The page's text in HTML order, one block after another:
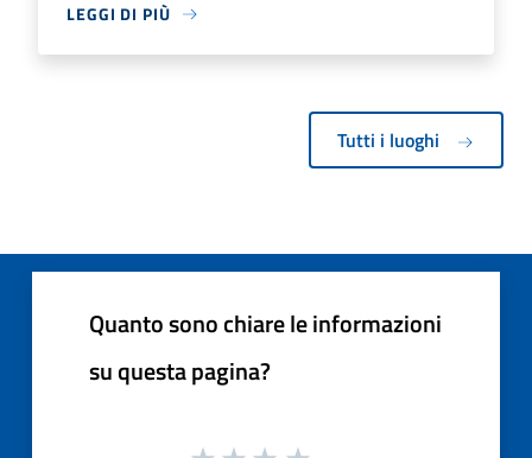
LEGGI DI PIÙ
Tutti i luoghi
Quanto sono chiare le informazioni
su questa pagina?